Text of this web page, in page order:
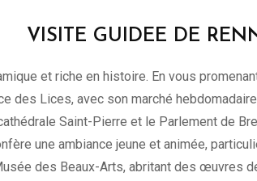
VISITE GUIDEE DE
et riche en histoire. En vous
des Lices, avec son marché
Saint-Pierre et le Parlement de
une ambiance jeune et animée,
des Beaux-Arts, abritant des œuvres